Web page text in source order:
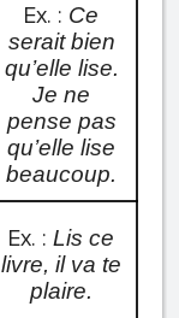
Ex. : Ce
serait bien
qu’elle lise.
Je ne
pense pas
qu’elle lise
beaucoup.
Ex. : Lis ce
livre, il va te
plaire.